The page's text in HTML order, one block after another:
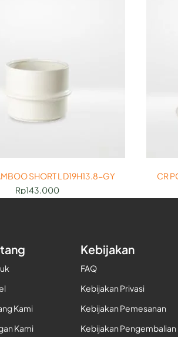
SHORT L D19H13.8-GY
Rp143.000
CR
Kami
Kami
Kebijakan
FAQ
Kebijakan Privasi
Kebijakan Pemesanan
Kebijakan Pengembalian